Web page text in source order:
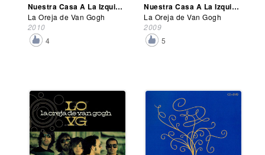
Nuestra Casa A La Izquierda Del Tiempo: Un Viaje Al Mar Muerto
La Oreja de Van Gogh
2010
4
Nuestra Casa A La Izquierda Del Tiempo
La Oreja de Van Gogh
2009
5